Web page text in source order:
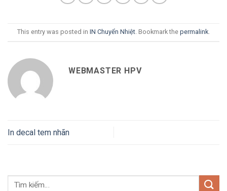
This entry was posted in IN Chuyển Nhiệt . Bookmark the permalink
WEBMASTER HPV
In decal tem nhãn